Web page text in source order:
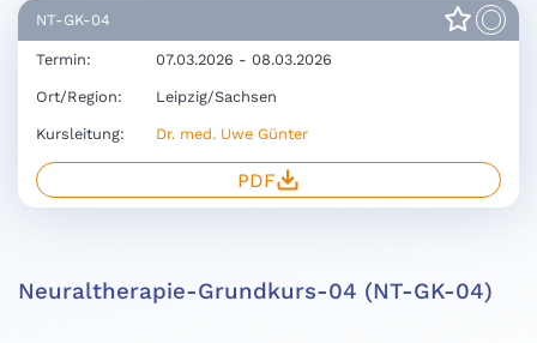
NT-GK-04
Termin: 07.03.2026 - 08.03.2026
Ort/Region: Leipzig/Sachsen
Kursleitung: Dr. med. Uwe Günter
PDF
Neuraltherapie-Grundkurs-04 (NT-GK-04)